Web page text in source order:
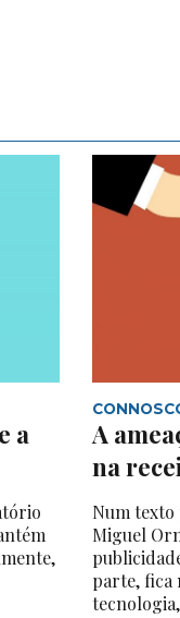
a
A
na
Num
Miguel
parte, fica